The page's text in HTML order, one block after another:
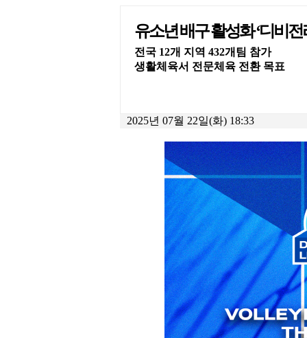
유소년 배구 활성화 ‘디비전
전국 12개 지역 432개팀 참가
생활체육서 전문체육 전환 목표
2025년 07월 22일(화) 18:33